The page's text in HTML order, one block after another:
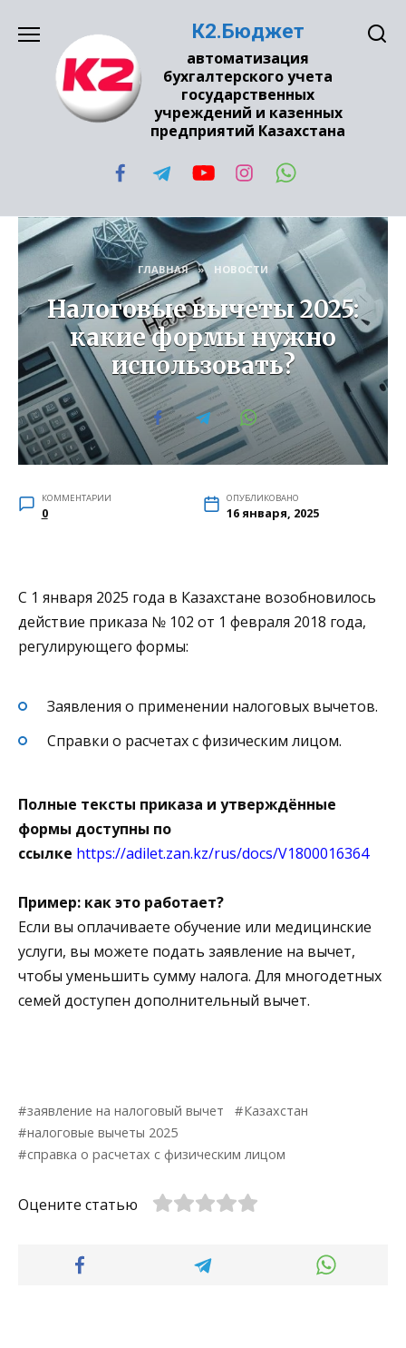
содержанию
К2.Бюджет
автоматизация
бухгалтерского учета
государственных
учреждений и казенных
предприятий Казахстана
ГЛАВНАЯ » НОВОСТИ
Налоговые вычеты 2025:
какие формы нужно
использовать?
КОММЕНТАРИИ
0
ОПУБЛИКОВАНО
16 января, 2025
С 1 января 2025 года в Казахстане возобновилось
действие приказа № 102 от 1 февраля 2018 года,
регулирующего формы:
Заявления о применении налоговых вычетов.
Справки о расчетах с физическим лицом.
Полные тексты приказа и утверждённые
формы доступны по
ссылке https://adilet.zan.kz/rus/docs/V1800016364
Пример: как это работает?
Если вы оплачиваете обучение или медицинские
услуги, вы можете подать заявление на вычет,
чтобы уменьшить сумму налога. Для многодетных
семей доступен дополнительный вычет.
заявление на налоговый вычет
Казахстан
налоговые вычеты 2025
справка о расчетах с физическим лицом
Оцените статью